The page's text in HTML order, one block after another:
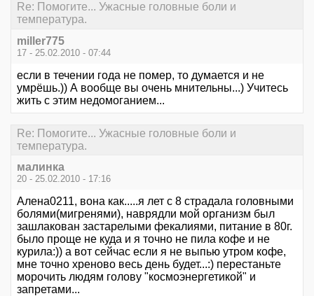
Re: Помогите... Ужасные головные боли и
температура.
miller775
17 - 25.02.2010 - 07:44
если в течении года не помер, то думается и не
умрёшь.)) А вообще вы очень мнительны...) Учитесь
жить с этим недомоганием...
Re: Помогите... Ужасные головные боли и
температура.
малинка
20 - 25.02.2010 - 17:16
Алена0211, вона как.....я лет с 8 страдала головными
болями(мигренями), наврядли мой организм был
зашлакован застарелыми фекалиями, питание в 80г.
было проще не куда и я точно не пила кофе и не
курила:)) а вот сейчас если я не выпью утром кофе,
мне точно хреново весь день будет...:) перестаньте
морочить людям голову "космоэнергетикой" и
запретами...